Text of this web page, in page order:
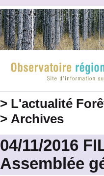
> L'actualité
> Archives
04/11/2016
Assemblée